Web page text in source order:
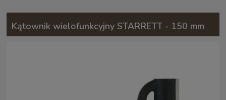
Kątownik wielofunkcyjny STARRETT - 150 mm